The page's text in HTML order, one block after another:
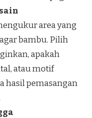
area yang
bambu. Pilih
apakah
atau motif
hasil pemasangan